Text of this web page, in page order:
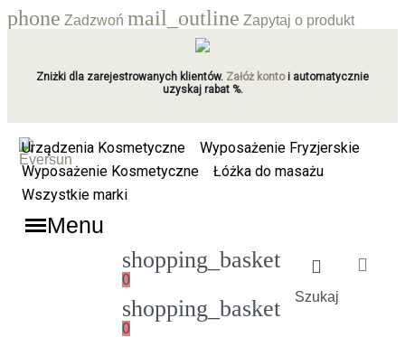
phone Zadzwoń mail_outline Zapytaj o produkt
Zniżki dla zarejestrowanych klientów. Załóż kontoi automatycznie
uzyskaj rabat %.
Szukaj
shopping_basket
0
shopping_basket
0
Urządzenia Kosmetyczne
Wyposażenie Fryzjerskie
Wyposażenie Kosmetyczne
Łóżka do masażu
Wszystkie marki
Menu